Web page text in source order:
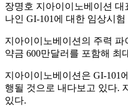
장명호 지아이이노베이션
나인 GI-101에 대한 임상시
지아이이노베이션의 주력 파
약금 600만달러를 포함해 최
지아이이노베이션은 GI-101
행될 것으로 내다보고 있다.
있다.